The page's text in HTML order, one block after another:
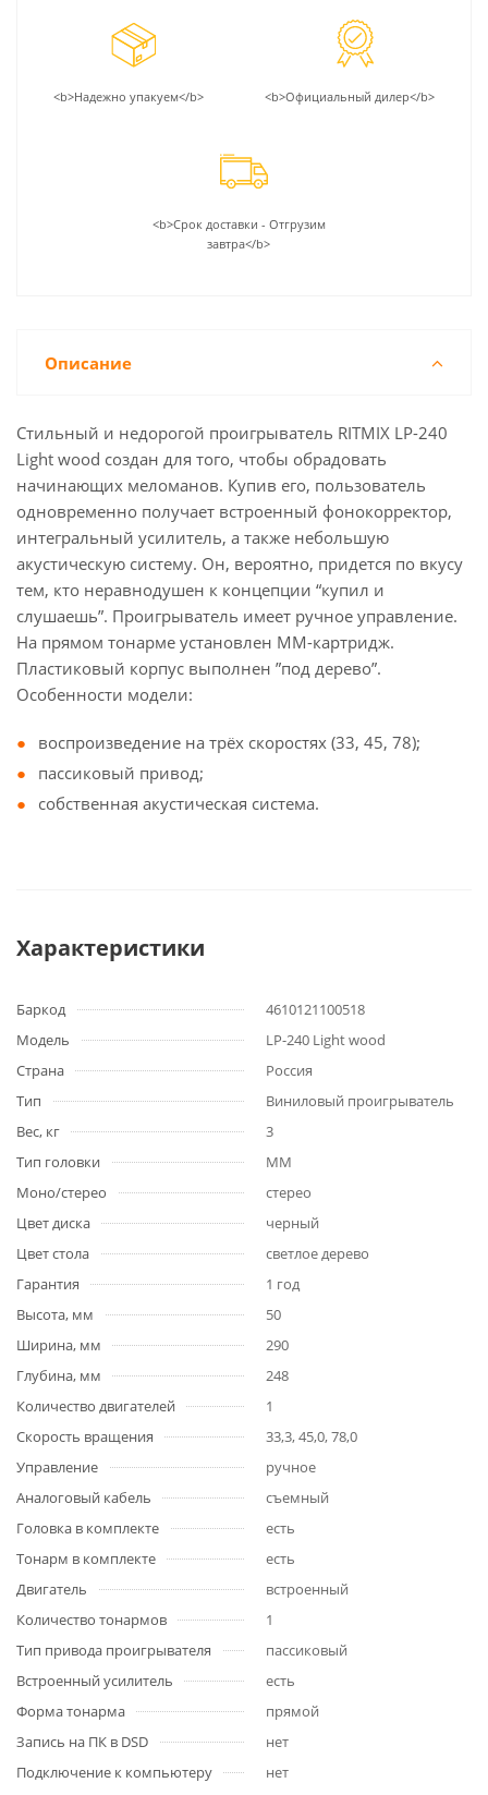
<b>Надежно упакуем</b> <b>Официальный дилер</b>
<b>Срок доставки - Отгрузим
завтра</b>
Описание
Стильный и недорогой проигрыватель RITMIX LP-240
Light wood создан для того, чтобы обрадовать
начинающих меломанов. Купив его, пользователь
одновременно получает встроенный фонокорректор,
интегральный усилитель, а также небольшую
акустическую систему. Он, вероятно, придется по вкусу
тем, кто неравнодушен к концепции “купил и
слушаешь”. Проигрыватель имеет ручное управление.
На прямом тонарме установлен ММ-картридж.
Пластиковый корпус выполнен ”под дерево”.
Особенности модели:
воспроизведение на трёх скоростях (33, 45, 78);
пассиковый привод;
собственная акустическая система.
Характеристики
Баркод
4610121100518
Модель
LP-240 Light wood
Страна
Россия
Тип
Виниловый проигрыватель
Вес, кг
3
Тип головки
MM
Моно/стерео
стерео
Цвет диска
черный
Цвет стола
светлое дерево
Гарантия
1 год
Высота, мм
50
Ширина, мм
290
Глубина, мм
248
Количество двигателей
1
Скорость вращения
33,3, 45,0, 78,0
Управление
ручное
Аналоговый кабель
съемный
Головка в комплекте
есть
Тонарм в комплекте
есть
Двигатель
встроенный
Количество тонармов
1
Тип привода проигрывателя
пассиковый
Встроенный усилитель
есть
Форма тонарма
прямой
Запись на ПК в DSD
нет
Подключение к компьютеру
нет